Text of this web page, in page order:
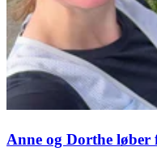
Anne og Dorthe